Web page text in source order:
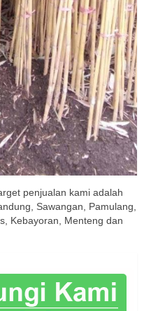
penjualan kami adalah
Sawangan, Pamulang,
Kebayoran, Menteng dan